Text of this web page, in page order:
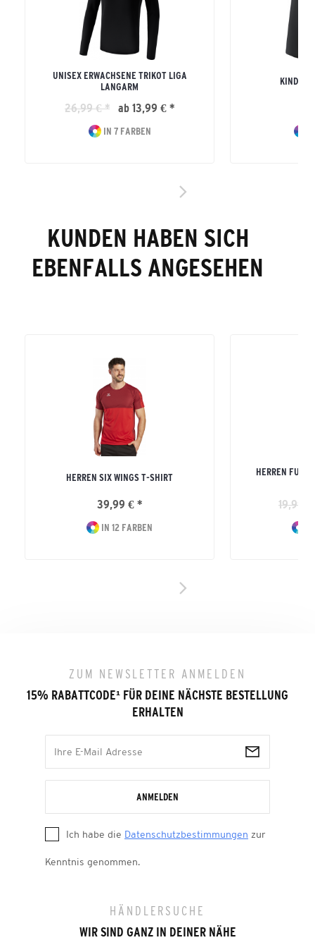
UNISEX ERWACHSENE TRIKOT LIGA
LANGARM
26,99 € * ab 13,99 € *
IN 7 FARBEN
KINDER
KUNDEN HABEN SICH
EBENFALLS ANGESEHEN
HERREN SIX WINGS T-SHIRT
39,99 € *
IN 12 FARBEN
HERREN
19,99
ZUM NEWSLETTER ANMELDEN
15% RABATTCODE¹ FÜR DEINE NÄCHSTE BESTELLUNG
ERHALTEN
ANMELDEN
Ich habe die Datenschutzbestimmungen zur
Kenntnis genommen.
HÄNDLERSUCHE
WIR SIND GANZ IN DEINER NÄHE